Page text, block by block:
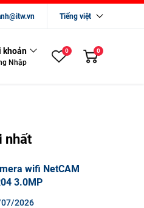
Tiếng việt
khoản
Nhập
0 0
nhất
wifi NetCAM
3.0MP
2026